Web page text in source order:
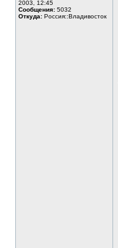
2003, 12:45
Сообщения: 5032
Откуда: Россия::Владивосток